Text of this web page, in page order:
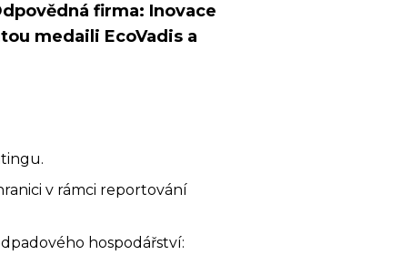
firma: Inovace
medaili EcoVadis a
v rámci reportování
hospodářství: